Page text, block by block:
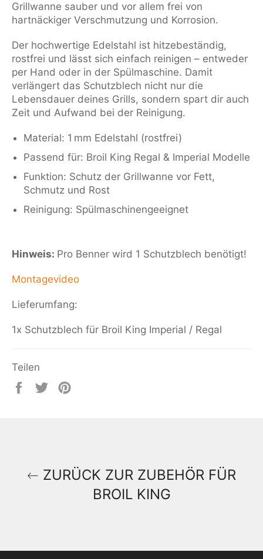
Grillwanne sauber und vor allem frei von
hartnäckiger Verschmutzung und Korrosion.
Der hochwertige Edelstahl ist hitzebeständig,
rostfrei und lässt sich einfach reinigen – entweder
per Hand oder in der Spülmaschine. Damit
verlängert das Schutzblech nicht nur die
Lebensdauer deines Grills, sondern spart dir auch
Zeit und Aufwand bei der Reinigung.
Material: 1 mm Edelstahl (rostfrei)
Passend für: Broil King Regal & Imperial Modelle
Funktion: Schutz der Grillwanne vor Fett,
Schmutz und Rost
Reinigung: Spülmaschinengeeignet
Hinweis: Pro Benner wird 1 Schutzblech benötigt!
Montagevideo
Lieferumfang:
1x Schutzblech für Broil King Imperial / Regal
Teilen
Auf
Auf
ZURÜCK ZUR ZUBEHÖR FÜR
BROIL KING